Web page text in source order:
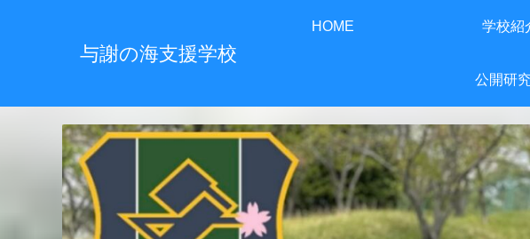
与謝の海支援学校
HOME 学校紹
公開研